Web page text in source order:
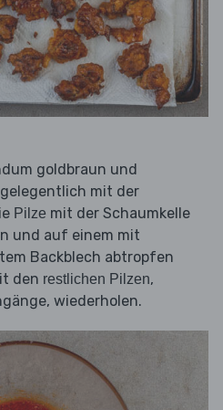
goldbraun und
mit der
Pilze mit der Schaumkelle
und auf einem mit
Backblech abtropfen
den restlichen Pilzen,
wiederholen.